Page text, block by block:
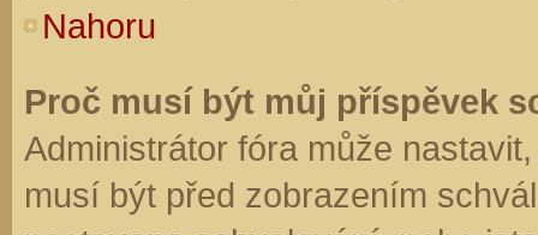
Nahoru
Proč musí být můj příspěvek
Administrátor fóra může
musí být před zobrazením